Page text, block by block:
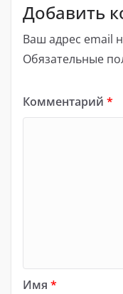
Добавить
Ваш адрес email
Обязательные
Комментарий *
Имя *